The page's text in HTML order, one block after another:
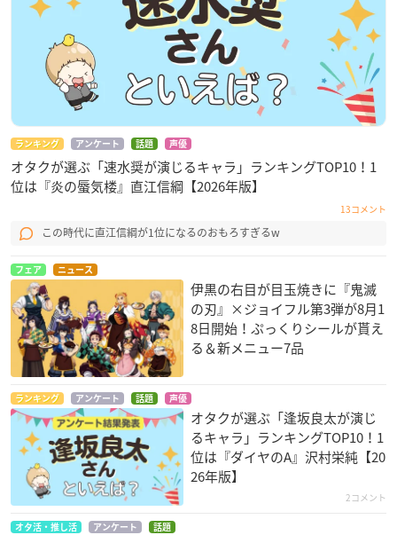
ランキング アンケート 話題 声優
オタクが選ぶ「速水奨が演じるキャラ」ランキングTOP10！1
位は『炎の蜃気楼』直江信綱【2026年版】
13コメント
この時代に直江信綱が1位になるのおもろすぎるw
フェア ニュース
伊黒の右目が目玉焼きに『鬼滅
の刃』×ジョイフル第3弾が8月1
8日開始！ぷっくりシールが貰え
る＆新メニュー7品
ランキング アンケート 話題 声優
オタクが選ぶ「逢坂良太が演じ
るキャラ」ランキングTOP10！1
位は『ダイヤのA』沢村栄純【20
26年版】
2コメント
オタ活・推し活 アンケート 話題